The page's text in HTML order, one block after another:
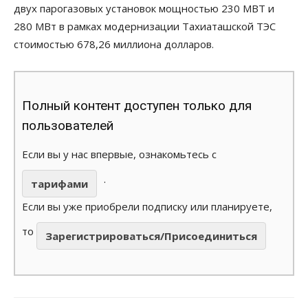
двух парогазовых установок мощностью 230 МВТ и
280 МВт в рамках модернизации Тахиаташской ТЭС
стоимостью 678,26 миллиона долларов.
Полный контент доступен только для
пользователей
Если вы у нас впервые, ознакомьтесь с
тарифами
.
Если вы уже приобрели подписку или планируете,
то
Зарегистрироваться/Присоединиться